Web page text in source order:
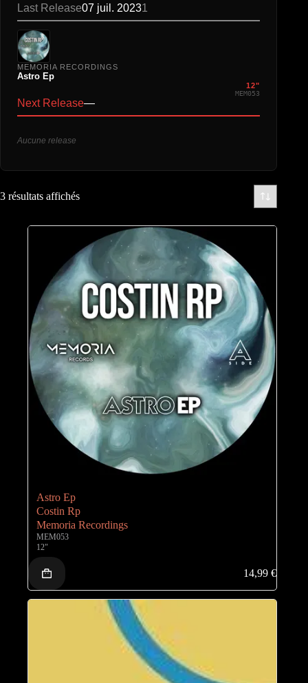
Last Release07 juil. 20231
MEMORIA RECORDINGS
Astro Ep
12"
MEM053
Next Release—
Aucune release
3 résultats affichés
Astro Ep
Costin Rp
Memoria Recordings
MEM053
12"
14,99€